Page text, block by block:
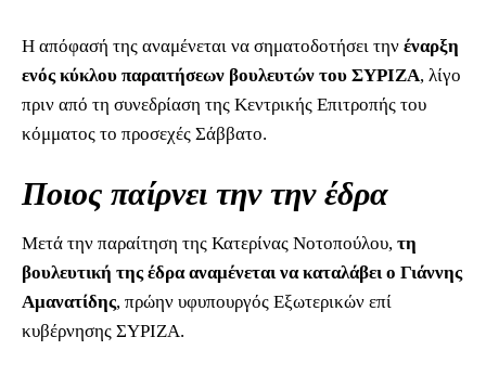
Η απόφασή της αναμένεται να σηματοδοτήσει την έναρξη
ενός κύκλου παραιτήσεων βουλευτών του ΣΥΡΙΖΑ, λίγο
πριν από τη συνεδρίαση της Κεντρικής Επιτροπής του
κόμματος το προσεχές Σάββατο.
Ποιος παίρνει την την έδρα
Μετά την παραίτηση της Κατερίνας Νοτοπούλου, τη
βουλευτική της έδρα αναμένεται να καταλάβει ο Γιάννης
Αμανατίδης, πρώην υφυπουργός Εξωτερικών επί
κυβέρνησης ΣΥΡΙΖΑ.